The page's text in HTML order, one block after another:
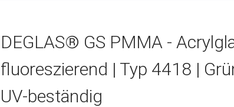
DEGLAS® GS PMMA -
fluoreszierend | Typ 4418 |
UV-beständig